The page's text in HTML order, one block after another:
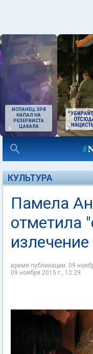
ИСПАНЕЦ ЗРЯ
НАПАЛ НА
РЕЗЕРВИСТА
ЦАХАЛА
КУЛЬТУРА
Памела
отметила
излечение
время публикации: 09
09 ноября 2015 г., 12:29